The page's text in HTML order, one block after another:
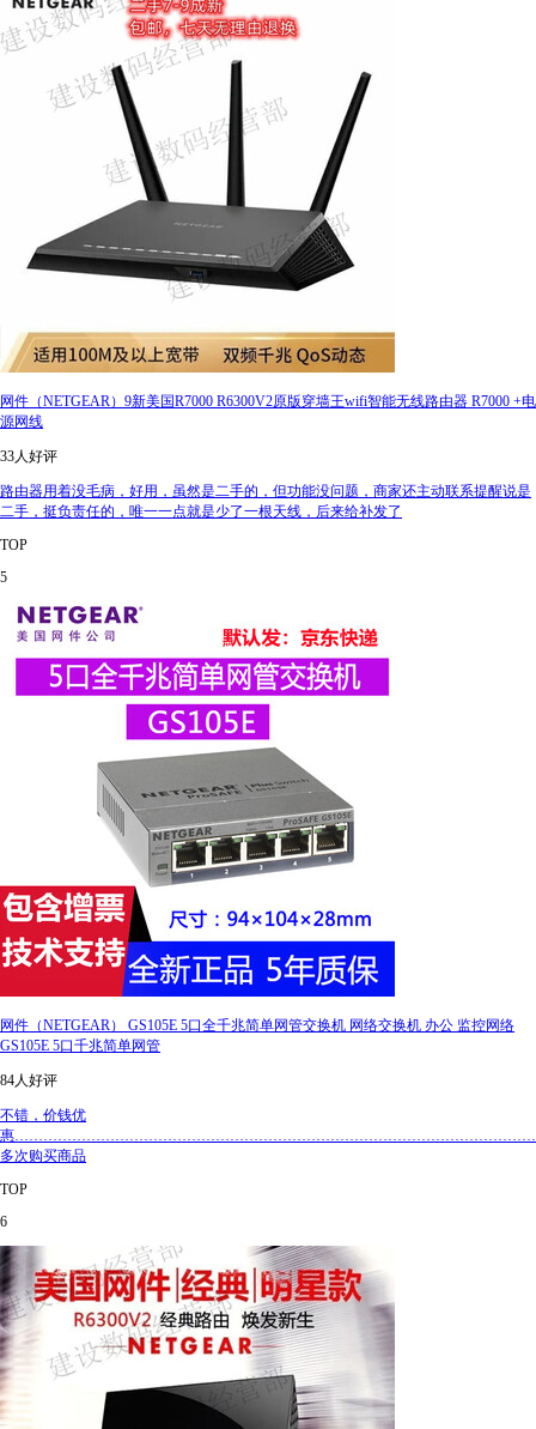
网件（NETGEAR）9新美国R7000 R6300V2原版穿墙王wifi智能无线路由器 R7000 +电
源网线
33人好评
路由器用着没毛病，好用，虽然是二手的，但功能没问题，商家还主动联系提醒说是
二手，挺负责任的，唯一一点就是少了一根天线，后来给补发了
TOP
5
网件（NETGEAR） GS105E 5口全千兆简单网管交换机 网络交换机 办公 监控网络
GS105E 5口千兆简单网管
84人好评
不错，价钱优
惠
多次购买商品
TOP
6